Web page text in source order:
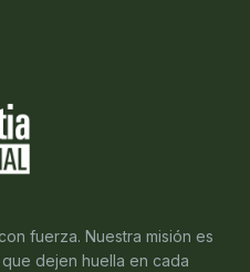
fuerza. Nuestra misión es
dejen huella en cada